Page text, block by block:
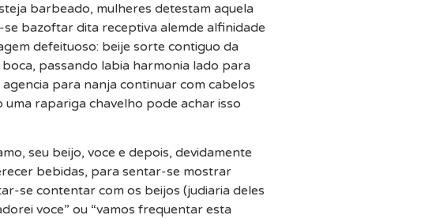
barbeado, mulheres detestam aquela
bazoftar dita receptiva alemde alfinidade
defeituoso: beije sorte contiguo da
passando labia harmonia lado para
para nanja continuar com cabelos
rapariga chavelho pode achar isso
seu beijo, voce e depois, devidamente
bebidas, para sentar-se mostrar
se contentar com os beijos (judiaria deles
voce” ou “vamos frequentar esta